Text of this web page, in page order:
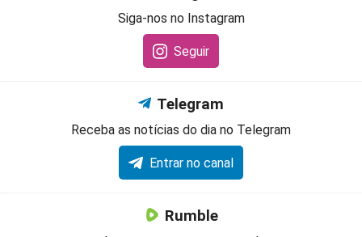
Siga-nos no Instagram
Seguir
Telegram
Receba as notícias do dia no Telegram
Entrar no canal
Rumble